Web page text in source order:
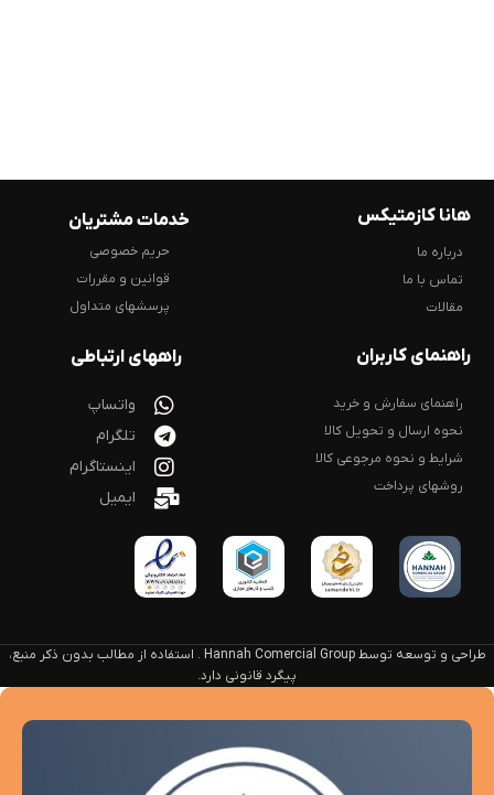
هانا کازمتیکس
درباره ما
تماس با ما
مقالات
خدمات مشتریان
حریم خصوصی
قوانین و مقررات
پرسشهای متداول
راهنمای کاربران
راهنمای سفارش و خرید
نحوه ارسال و تحویل کالا
شرایط و نحوه مرجوعی کالا
روشهای پرداخت
راههای ارتباطی
واتساپ
تلگرام
اینستاگرام
ایمیل
طراحی و توسعه توسط Hannah Comercial Group . استفاده از مطالب بدون ذکر منبع،
پیگرد قانونی دارد.